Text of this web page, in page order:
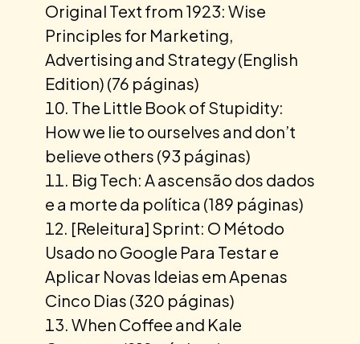
Original Text from 1923: Wise
Principles for Marketing,
Advertising and Strategy (English
Edition) (76 páginas)
The Little Book of Stupidity:
How we lie to ourselves and don’t
believe others (93 páginas)
Big Tech: A ascensão dos dados
e a morte da política (189 páginas)
[Releitura] Sprint: O Método
Usado no Google Para Testar e
Aplicar Novas Ideias em Apenas
Cinco Dias (320 páginas)
When Coffee and Kale